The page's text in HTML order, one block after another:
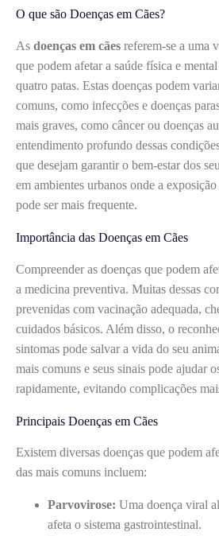
O que são Doenças em Cães?
As doenças em cães referem-se a uma
que podem afetar a saúde física e
quatro patas. Estas doenças podem
comuns, como infecções e doenças
mais graves, como câncer ou doenças
entendimento profundo dessas
que desejam garantir o bem-estar dos
em ambientes urbanos onde a
pode ser mais frequente.
Importância das Doenças em Cães
Compreender as doenças que podem
a medicina preventiva. Muitas dessas
prevenidas com vacinação adequada,
cuidados básicos. Além disso, o
sintomas pode salvar a vida do seu
mais comuns e seus sinais pode ajudar
rapidamente, evitando complicações
Principais Doenças em Cães
Existem diversas doenças que podem
das mais comuns incluem:
Parvovirose: Uma doença viral
afeta o sistema gastrointestinal.